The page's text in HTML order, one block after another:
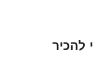
להכיר